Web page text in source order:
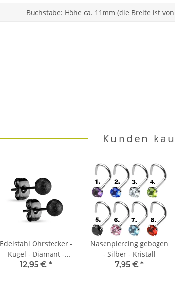
Buchstabe: Höhe ca. 11mm (die Breite ist
Kunden
Edelstahl Ohrstecker -
Kugel - Diamant -
Schwarz
12,95 € *
Nasenpiercing gebogen
- Silber - Kristall
7,95 € *